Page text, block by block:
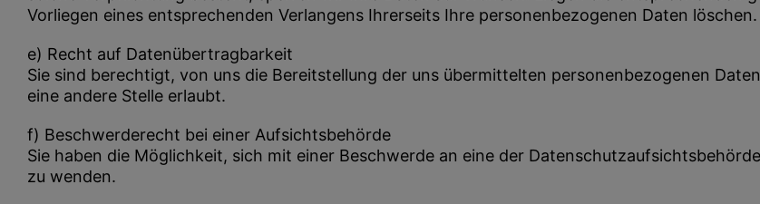
Vorliegen eines entsprechenden Verlangens Ihrerseits Ihre personenbezogenen Daten löschen.
e) Recht auf Datenübertragbarkeit
Sie sind berechtigt, von uns die Bereitstellung der uns übermittelten personenbezogenen
eine andere Stelle erlaubt.
f) Beschwerderecht bei einer Aufsichtsbehörde
Sie haben die Möglichkeit, sich mit einer Beschwerde an eine der
zu wenden.